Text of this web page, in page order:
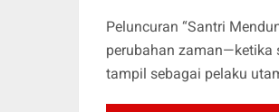
Peluncuran “Santri
perubahan zaman—ketika
tampil sebagai pelaku